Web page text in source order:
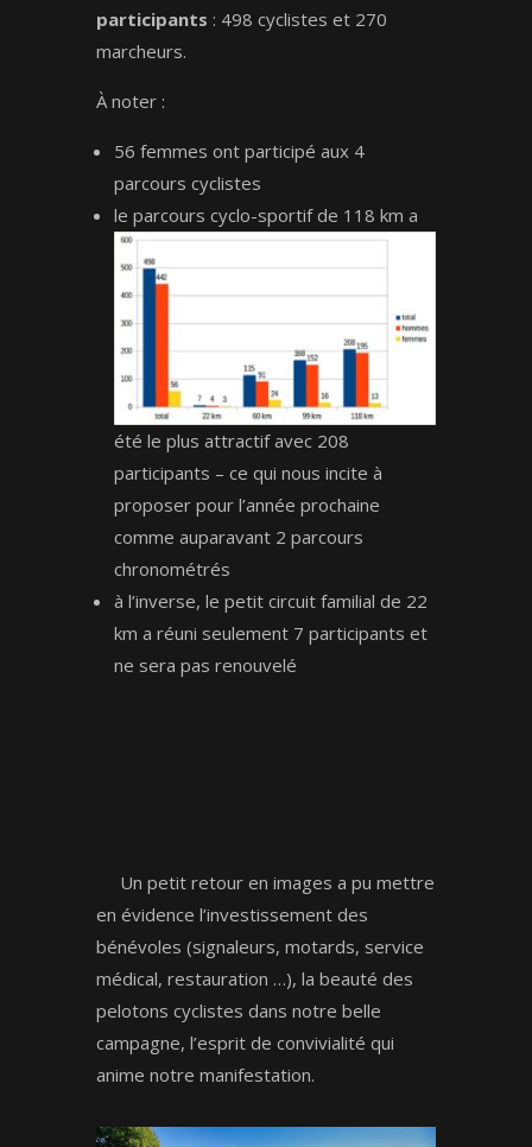
participants : 498 cyclistes et 270
marcheurs.
À noter :
56 femmes ont participé aux 4
parcours cyclistes
le parcours cyclo-sportif de 118 km a
été le plus attractif avec 208
participants – ce qui nous incite à
proposer pour l’année prochaine
comme auparavant 2 parcours
chronométrés
à l’inverse, le petit circuit familial de 22
km a réuni seulement 7 participants et
ne sera pas renouvelé
Un petit retour en images a pu mettre
en évidence l’investissement des
bénévoles (signaleurs, motards, service
médical, restauration …), la beauté des
pelotons cyclistes dans notre belle
campagne, l’esprit de convivialité qui
anime notre manifestation.